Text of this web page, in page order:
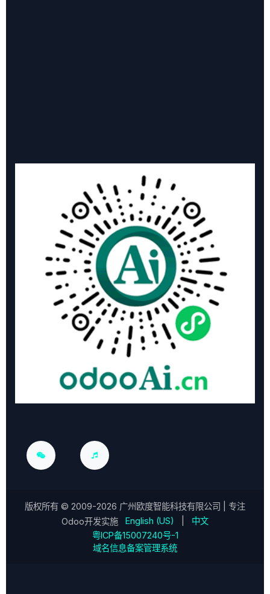
版权所有 © 2009-2026 广州欧度智能科技有限公司
| 专注
Odoo开发实施
English (US)
中文
粤ICP备15007240号-1
域名信息备案管理系统